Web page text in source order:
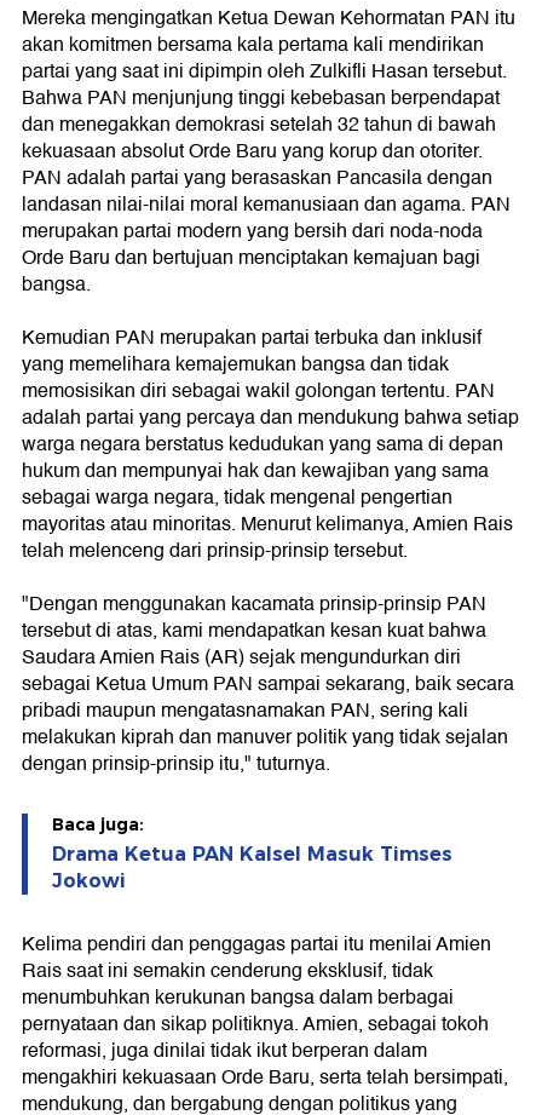
Mereka mengingatkan Ketua Dewan Kehormatan PAN itu
akan komitmen bersama kala pertama kali mendirikan
partai yang saat ini dipimpin oleh Zulkifli Hasan tersebut.
Bahwa PAN menjunjung tinggi kebebasan berpendapat
dan menegakkan demokrasi setelah 32 tahun di bawah
kekuasaan absolut Orde Baru yang korup dan otoriter.
PAN adalah partai yang berasaskan Pancasila dengan
landasan nilai-nilai moral kemanusiaan dan agama. PAN
merupakan partai modern yang bersih dari noda-noda
Orde Baru dan bertujuan menciptakan kemajuan bagi
bangsa.
Kemudian PAN merupakan partai terbuka dan inklusif
yang memelihara kemajemukan bangsa dan tidak
memosisikan diri sebagai wakil golongan tertentu. PAN
adalah partai yang percaya dan mendukung bahwa setiap
warga negara berstatus kedudukan yang sama di depan
hukum dan mempunyai hak dan kewajiban yang sama
sebagai warga negara, tidak mengenal pengertian
mayoritas atau minoritas. Menurut kelimanya, Amien Rais
telah melenceng dari prinsip-prinsip tersebut.
"Dengan menggunakan kacamata prinsip-prinsip PAN
tersebut di atas, kami mendapatkan kesan kuat bahwa
Saudara Amien Rais (AR) sejak mengundurkan diri
sebagai Ketua Umum PAN sampai sekarang, baik secara
pribadi maupun mengatasnamakan PAN, sering kali
melakukan kiprah dan manuver politik yang tidak sejalan
dengan prinsip-prinsip itu," tuturnya.
Baca juga:
Drama Ketua PAN Kalsel Masuk Timses
Jokowi
Kelima pendiri dan penggagas partai itu menilai Amien
Rais saat ini semakin cenderung eksklusif, tidak
menumbuhkan kerukunan bangsa dalam berbagai
pernyataan dan sikap politiknya. Amien, sebagai tokoh
reformasi, juga dinilai tidak ikut berperan dalam
mengakhiri kekuasaan Orde Baru, serta telah bersimpati,
mendukung, dan bergabung dengan politikus yang